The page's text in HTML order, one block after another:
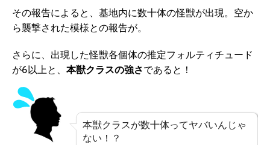
その報告によると、基地内に数十体の怪獣が出現。空か
ら襲撃された模様との報告が。
さらに、出現した怪獣各個体の推定フォルティチュード
が6以上と、 本獣クラスの強さであると！
本獣クラスが数十体ってヤバいんじゃ
ない！？